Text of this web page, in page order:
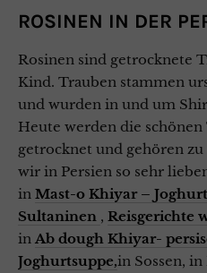
ROSINEN IN DER
Rosinen sind getrocknete
Kind. Trauben stammen
und wurden in und um
Heute werden die
getrocknet und gehören
wir in Persien so sehr
in Mast-o Khiyar –
Sultaninen , Reisgerichte
in Ab dough Khiyar-
Joghurtsuppe,in Sossen,